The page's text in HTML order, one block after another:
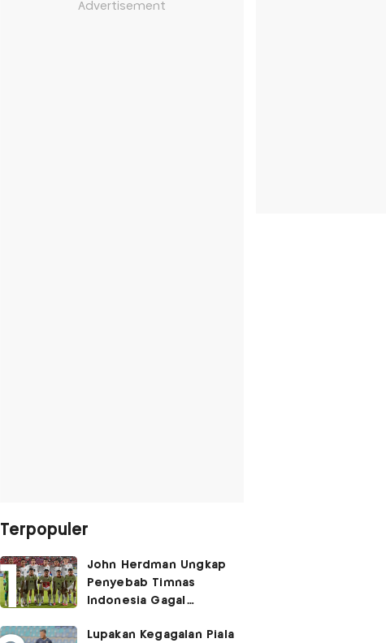
Advertisement
Terpopuler
John Herdman Ungkap
Penyebab Timnas
Indonesia Gagal
Piala AFF 2026
Lupakan Kegagalan Piala